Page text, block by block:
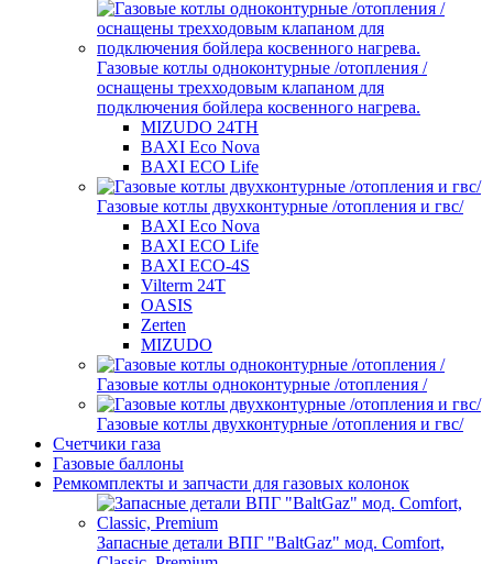
Газовые котлы одноконтурные /отопления /
оснащены трехходовым клапаном для
подключения бойлера косвенного нагрева.
MIZUDO 24TН
BAXI Eco Nova
BAXI ECO Life
Газовые котлы двухконтурные /отопления и гвс/
BAXI Eco Nova
BAXI ECO Life
BAXI ECO-4S
Vilterm 24T
OASIS
Zerten
MIZUDO
Газовые котлы одноконтурные /отопления /
Газовые котлы двухконтурные /отопления и гвс/
Счетчики газа
Газовые баллоны
Ремкомплекты и запчасти для газовых колонок
Запасные детали ВПГ "BaltGaz" мод. Comfort,